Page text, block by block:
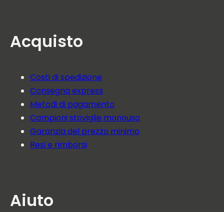
Acquisto
Costi di spedizione
Consegna express
Metodi di pagamento
Campioni stoviglie monouso
Garanzia del prezzo minimo
Resi e rimborsi
Aiuto